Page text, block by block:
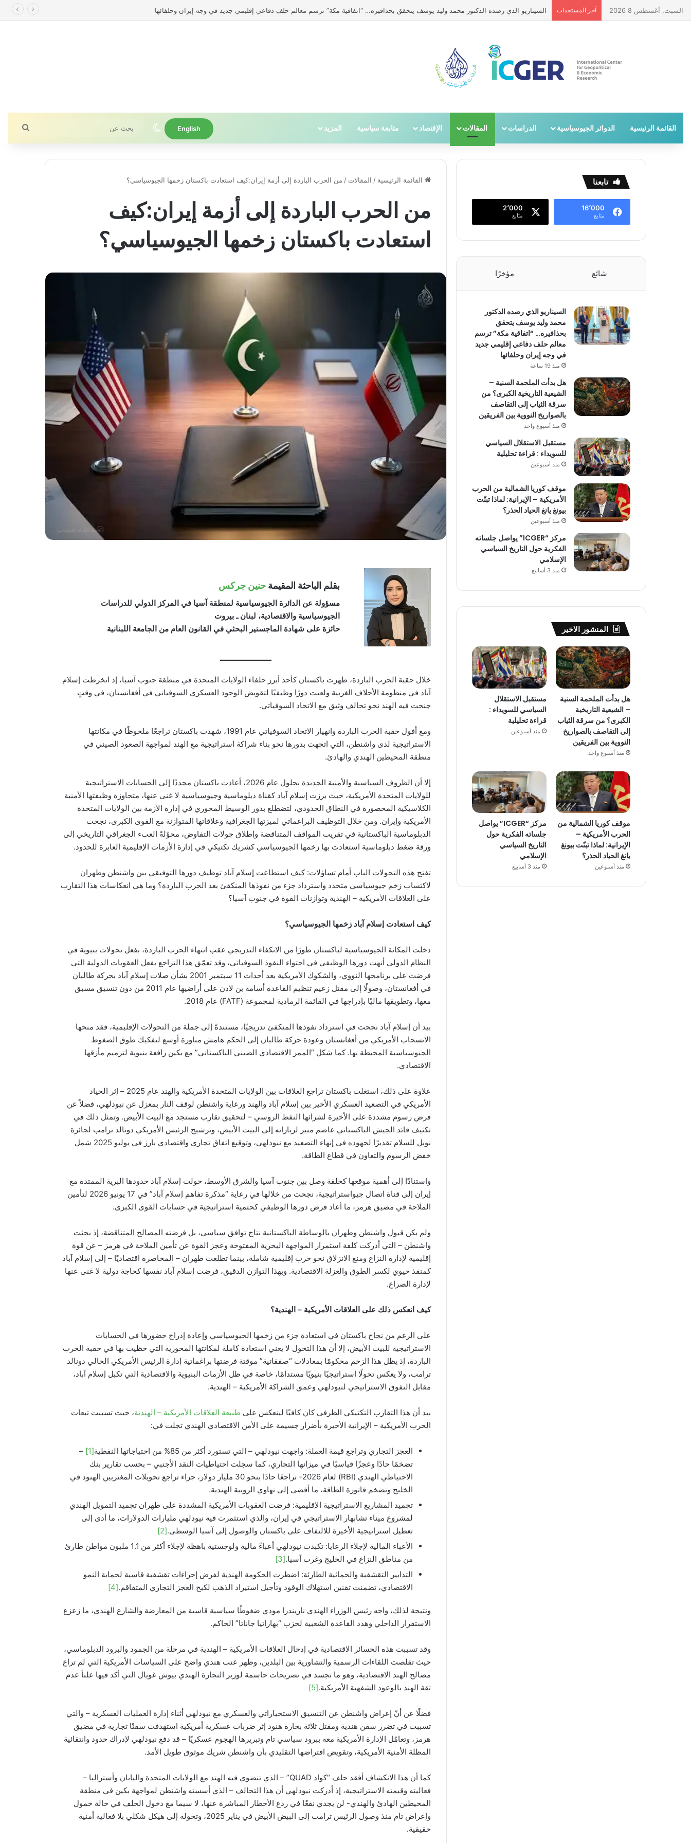
السبت, أغسطس 8 2026 آخر المستجدات هل بدأت الملحمة السنية – الشيعية التاريخية الكبرى؟ من سرقة الثياب إلى التقاصف بالصواريخ النووية بين الفريقين
القائمة الرئيسية الدوائر الجيوسياسية الدراسات المقالات الإقتصاد متابعة سياسية المزيد English الوضع المظلم
بحث
عن
القائمة الرئيسية / المقالات / من الحرب الباردة إلى أزمة إيران:كيف استعادت باكستان زخمها الجيوسياسي؟
من الحرب الباردة إلى أزمة إيران:كيف
استعادت باكستان زخمها الجيوسياسي؟
بقلم الباحثة المقيمة حنين جركس
مسؤولة عن الدائرة الجيوسياسية لمنطقة آسيا في المركز الدولي للدراسات
الجيوسياسية والاقتصادية، لبنان ـ بيروت
حائزة على شهادة الماجستير البحثي في القانون العام من الجامعة اللبنانية
خلال حقبة الحرب الباردة، ظهرت باكستان كأحد أبرز حلفاء الولايات المتحدة في منطقة جنوب آسيا، إذ انخرطت إسلام
آباد في منظومة الأحلاف الغربية ولعبت دورًا وظيفيًا لتقويض الوجود العسكري السوفياتي في أفغانستان، في وقتٍ
جنحت فيه الهند نحو تحالف وثيق مع الاتحاد السوفياتي.
ومع أفول حقبة الحرب الباردة وانهيار الاتحاد السوفياتي عام 1991، شهدت باكستان تراجعًا ملحوظًا في مكانتها
الاستراتيجية لدى واشنطن، التي اتجهت بدورها نحو بناء شراكة استراتيجية مع الهند لمواجهة الصعود الصيني في
منطقة المحيطين الهندي والهادئ.
إلا أن الظروف السياسية والأمنية الجديدة بحلول عام 2026، أعادت باكستان مجددًا إلى الحسابات الاستراتيجية
للولايات المتحدة الأمريكية، حيث برزت إسلام آباد كقناة دبلوماسية وجيوسياسية لا غنى عنها، متجاوزة وظيفتها الأمنية
الكلاسيكية المحصورة في النطاق الحدودي، لتضطلع بدور الوسيط المحوري في إدارة الأزمة بين الولايات المتحدة
الأمريكية وإيران. ومن خلال التوظيف البراغماتي لميزتها الجغرافية وعلاقاتها المتوازنة مع القوى الكبرى، نجحت
الدبلوماسية الباكستانية في تقريب المواقف المتناقضة وإطلاق جولات التفاوض، محوّلةً العبء الجغرافي التاريخي إلى
ورقة ضغط دبلوماسية استعادت بها زخمها الجيوسياسي كشريك تكتيكي في إدارة الأزمات الإقليمية العابرة للحدود.
تفتح هذه التحولات الباب أمام تساؤلات: كيف استطاعت إسلام آباد توظيف دورها التوفيقي بين واشنطن وطهران
لاكتساب زخم جيوسياسي متجدد واسترداد جزء من نفوذها المنكفئ بعد الحرب الباردة؟ وما هي انعكاسات هذا التقارب
على العلاقات الأمريكية – الهندية وتوازنات القوة في جنوب آسيا؟
كيف استعادت إسلام آباد زخمها الجيوسياسي؟
دخلت المكانة الجيوسياسية لباكستان طورًا من الانكفاء التدريجي عقب انتهاء الحرب الباردة، بفعل تحولات بنيوية في
النظام الدولي أنهت دورها الوظيفي في احتواء النفوذ السوفياتي، وقد تعمّق هذا التراجع بفعل العقوبات الدولية التي
فرضت على برنامجها النووي، والشكوك الأمريكية بعد أحداث 11 سبتمبر 2001 بشأن صلات إسلام آباد بحركة طالبان
في أفغانستان، وصولًا إلى مقتل زعيم تنظيم القاعدة أسامة بن لادن على أراضيها عام 2011 من دون تنسيق مسبق
معها، وتطويقها ماليًا بإدراجها في القائمة الرمادية لمجموعة (FATF) عام 2018.
بيد أن إسلام آباد نجحت في استرداد نفوذها المنكفئ تدريجيًا، مستندةً إلى جملة من التحولات الإقليمية، فقد منحها
الانسحاب الأمريكي من أفغانستان وعودة حركة طالبان إلى الحكم هامش مناورة أوسع لتفكيك طوق الضغوط
الجيوسياسية المحيطة بها. كما شكل “الممر الاقتصادي الصيني الباكستاني” مع بكين رافعة بنيوية لترميم مأزقها
الاقتصادي.
علاوة على ذلك، استغلت باكستان تراجع العلاقات بين الولايات المتحدة الأمريكية والهند عام 2025 – إثر الحياد
الأمريكي في التصعيد العسكري الأخير بين إسلام آباد والهند ورعاية واشنطن لوقف النار بمعزل عن نيودلهي، فضلاً عن
فرض رسوم مشددة على الأخيرة لشرائها النفط الروسي – لتحقيق تقارب مستجد مع البيت الأبيض. وتمثل ذلك في
تكثيف قائد الجيش الباكستاني عاصم منير لزياراته إلى البيت الأبيض، وترشيح الرئيس الأمريكي دونالد ترامب لجائزة
نوبل للسلام تقديرًا لجهوده في إنهاء التصعيد مع نيودلهي، وتوقيع اتفاق تجاري واقتصادي بارز في يوليو 2025 شمل
خفض الرسوم والتعاون في قطاع الطاقة.
واستنادًا إلى أهمية موقعها كحلقة وصل بين جنوب آسيا والشرق الأوسط، حولت إسلام آباد حدودها البرية الممتدة مع
إيران إلى قناة اتصال جيواستراتيجية، نجحت من خلالها في رعاية “مذكرة تفاهم إسلام آباد” في 17 يونيو 2026 لتأمين
الملاحة في مضيق هرمز، ما أعاد فرض دورها الوظيفي كحتمية استراتيجية في حسابات القوى الكبرى.
ولم يكن قبول واشنطن وطهران بالوساطة الباكستانية نتاج توافق سياسي، بل فرضته المصالح المتناقضة، إذ بحثت
واشنطن – التي أدركت كلفة استمرار المواجهة البحرية المفتوحة وعجز القوة عن تأمين الملاحة في هرمز – عن قوة
إقليمية لإدارة النزاع ومنع الانزلاق نحو حرب إقليمية شاملة، بينما تطلعت طهران – المحاصرة اقتصاديًا – إلى إسلام آباد
كمنفذ حيوي لكسر الطوق والعزلة الاقتصادية. وبهذا التوازن الدقيق، فرضت إسلام آباد نفسها كحاجة دولية لا غنى عنها
لإدارة الصراع.
كيف انعكس ذلك على العلاقات الأمريكية – الهندية؟
على الرغم من نجاح باكستان في استعادة جزء من زخمها الجيوسياسي وإعادة إدراج حضورها في الحسابات
الاستراتيجية للبيت الأبيض، إلا أن هذا التحول لا يعني استعادة كاملة لمكانتها المحورية التي حظيت بها في حقبة الحرب
الباردة، إذ يظل هذا الزخم محكومًا بمعادلات “صفقاتية” موقتة فرضتها براغماتية إدارة الرئيس الأمريكي الحالي دونالد
ترامب، ولا يعكس تحولًا استراتيجيًا بنيويًا مستدامًا، خاصة في ظل الأزمات البنيوية والاقتصادية التي تكبل إسلام آباد،
مقابل التفوق الاستراتيجي لنيودلهي وعمق الشراكة الأمريكية – الهندية.
بيد أن هذا التقارب التكتيكي الظرفي كان كافيًا لينعكس على طبيعة العلاقات الأمريكية – الهندية، حيث تسببت تبعات
الحرب الأمريكية – الإيرانية الأخيرة بأضرار جسيمة على الأمن الاقتصادي الهندي تجلت في:
العجز التجاري وتراجع قيمة العملة: واجهت نيودلهي – التي تستورد أكثر من 85% من احتياجاتها النفطية [1]
–
تضخمًا حادًا وعجزًا قياسيًا في ميزانها التجاري، كما سجلت احتياطيات النقد الأجنبي – بحسب تقارير بنك
الاحتياطي الهندي (RBI) لعام 2026- تراجعًا حادًا بنحو 30 مليار دولار، جراء تراجع تحويلات المغتربين الهنود في
الخليج وتضخم فاتورة الطاقة، ما أفضى إلى تهاوي الروبية الهندية.
تجميد المشاريع الاستراتيجية الإقليمية: فرضت العقوبات الأمريكية المشددة على طهران تجميد التمويل الهندي
لمشروع ميناء تشابهار الاستراتيجي في إيران، والذي استثمرت فيه نيودلهي مليارات الدولارات، ما أدى إلى
تعطيل استراتيجية الأخيرة للالتفاف على باكستان والوصول إلى آسيا الوسطى.[2]
الأعباء المالية لإجلاء الرعايا: تكبدت نيودلهي أعباءً مالية ولوجستية باهظة لإجلاء أكثر من 1.1 مليون مواطن طارئ
من مناطق النزاع في الخليج وغرب آسيا.[3]
التدابير التقشفية والحمائية الطارئة: اضطرت الحكومة الهندية لفرض إجراءات تقشفية قاسية لحماية النمو
الاقتصادي، تضمنت تقنين استهلاك الوقود وتأجيل استيراد الذهب لكبح العجز التجاري المتفاقم.[4]
ونتيجة لذلك، واجه رئيس الوزراء الهندي ناريندرا مودي ضغوطًا سياسية قاسية من المعارضة والشارع الهندي، ما زعزع
الاستقرار الداخلي وهدد القاعدة الشعبية لحزب “بهاراتيا جاناتا” الحاكم.
وقد تسببت هذه الخسائر الاقتصادية في إدخال العلاقات الأمريكية – الهندية في مرحلة من الجمود والبرود الدبلوماسي،
حيث تقلصت اللقاءات الرسمية والتشاورية بين البلدين، وظهر عتب هندي واضح على السياسات الأمريكية التي لم تراع
مصالح الهند الاقتصادية، وهو ما تجسد في تصريحات حاسمة لوزير التجارة الهندي بيوش غويال التي أكد فيها علناً عدم
ثقة الهند بالوعود الشفهية الأمريكية.[5]
فضلًا عن أنّ إعراض واشنطن عن التنسيق الاستخباراتي والعسكري مع نيودلهي أثناء إدارة العمليات العسكرية – والتي
تسببت في تضرر سفن هندية ومقتل ثلاثة بحارة هنود إثر ضربات عسكرية أمريكية استهدفت سفنًا تجارية في مضيق
هرمز، وتعامُل الإدارة الأمريكية معه ببرود سياسي تام وتبريرها الهجوم عسكريًا – قد دفع نيودلهي لإدراك حدود وانتقائية
المظلة الأمنية الأمريكية، وتقويض افتراضها التقليدي بأن واشنطن شريك موثوق طويل الأمد.
كما أن هذا الانكشاف أفقد حلف “كواد QUAD” – الذي تنضوي فيه الهند مع الولايات المتحدة واليابان وأستراليا –
فعاليته وقيمته الاستراتيجية، إذ أدركت نيودلهي أن هذا التحالف – الذي أسسته واشنطن لمواجهة بكين في منطقة
المحيطين الهادئ والهندي- لن يجدي نفعًا في ردع الأخطار المباشرة عنها، لا سيما مع دخول الحلف في حالة خمول
وإعراض تام منذ وصول الرئيس ترامب إلى البيض الأبيض في يناير 2025، وتحوله إلى هيكل شكلي بلا فعالية أمنية
حقيقية.
تابعنا
16٬000
متابع
2٬000
متابع
شائع مؤخرًا
السيناريو الذي رصده الدكتور
محمد وليد يوسف يتحقق
بحذافيره… “اتفاقية مكة” ترسم
معالم حلف دفاعي إقليمي جديد
في وجه إيران وحلفائها
منذ 19 ساعة
هل بدأت الملحمة السنية –
الشيعية التاريخية الكبرى؟ من
سرقة الثياب إلى التقاصف
بالصواريخ النووية بين الفريقين
منذ أسبوع واحد
مستقبل الاستقلال السياسي
للسويداء : قراءة تحليلية
منذ أسبوعين
موقف كوريا الشمالية من الحرب
الأمريكية – الإيرانية: لماذا تبنّت
بيونغ يانغ الحياد الحذر؟
منذ أسبوعين
مركز “ICGER” يواصل جلساته
الفكرية حول التاريخ السياسي
الإسلامي
منذ 3 أسابيع
المنشور الاخير
هل بدأت الملحمة السنية
– الشيعية التاريخية
الكبرى؟ من سرقة الثياب
إلى التقاصف بالصواريخ
النووية بين الفريقين
منذ أسبوع واحد
مستقبل الاستقلال
السياسي للسويداء :
قراءة تحليلية
منذ أسبوعين
موقف كوريا الشمالية من
الحرب الأمريكية –
الإيرانية: لماذا تبنّت بيونغ
يانغ الحياد الحذر؟
منذ أسبوعين
مركز “ICGER” يواصل
جلساته الفكرية حول
التاريخ السياسي
الإسلامي
منذ 3 أسابيع